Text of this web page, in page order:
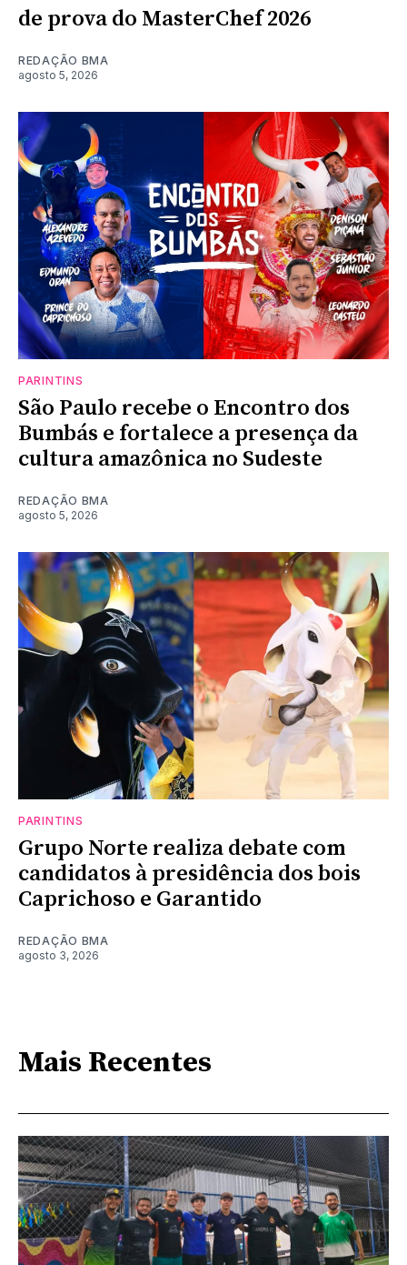
de prova do MasterChef 2026
REDAÇÃO BMA
agosto 5, 2026
PARINTINS
São Paulo recebe o Encontro dos
Bumbás e fortalece a presença da
cultura amazônica no Sudeste
REDAÇÃO BMA
agosto 5, 2026
PARINTINS
Grupo Norte realiza debate com
candidatos à presidência dos bois
Caprichoso e Garantido
REDAÇÃO BMA
agosto 3, 2026
Mais Recentes